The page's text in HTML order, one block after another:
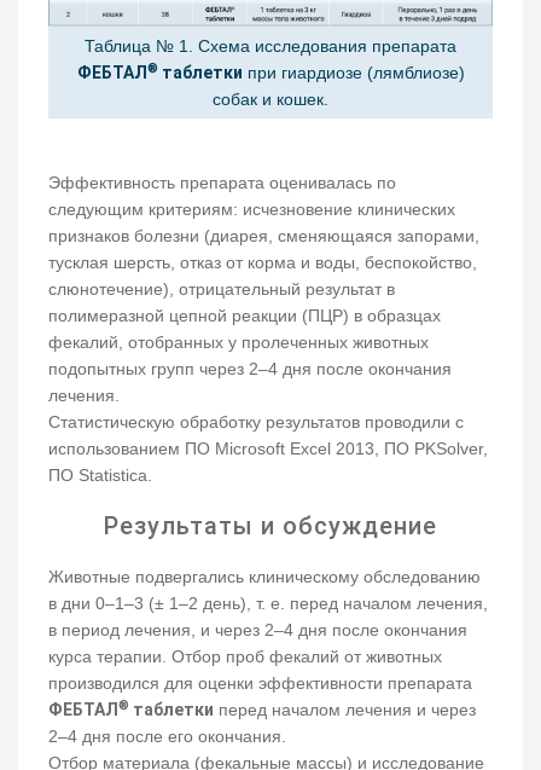
Таблица № 1. Схема исследования препарата
ФЕБТАЛ ® таблетки при гиардиозе (лямблиозе)
собак и кошек.
Эффективность препарата оценивалась по
следующим критериям: исчезновение клинических
признаков болезни (диарея, сменяющаяся запорами,
тусклая шерсть, отказ от корма и воды, беспокойство,
слюнотечение), отрицательный результат в
полимеразной цепной реакции (ПЦР) в образцах
фекалий, отобранных у пролеченных животных
подопытных групп через 2–4 дня после окончания
лечения.
Статистическую обработку результатов проводили с
использованием ПО Microsoft Excel 2013, ПО PKSolver,
ПО Statistica.
Результаты и обсуждение
Животные подвергались клиническому обследованию
в дни 0–1–3 (± 1–2 день), т. е. перед началом лечения,
в период лечения, и через 2–4 дня после окончания
курса терапии. Отбор проб фекалий от животных
производился для оценки эффективности препарата
ФЕБТАЛ ® таблетки перед началом лечения и через
2–4 дня после его окончания.
Отбор материала (фекальные массы) и исследование